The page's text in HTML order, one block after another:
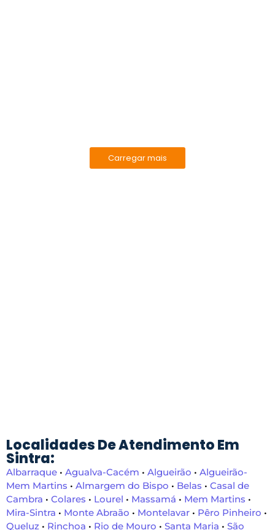
Carregar mais
Localidades De Atendimento Em
Sintra:
Albarraque • Agualva-Cacém • Algueirão • Algueirão-
Mem Martins • Almargem do Bispo • Belas • Casal de
Cambra • Colares • Lourel • Massamá • Mem Martins •
Mira-Sintra • Monte Abraão • Montelavar • Pêro Pinheiro •
Queluz • Rinchoa • Rio de Mouro • Santa Maria • São